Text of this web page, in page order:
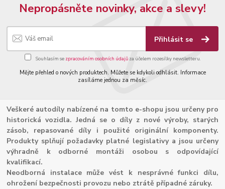
Nepropásněte novinky, akce a slevy!
Přihlásit se
Souhlasím se zpracováním osobních údajůza účelem rozesílky newsletteru.
Mějte přehled o nových produktech. Můžete se kdykoli odhlásit. Informace
zasíláme jednou za měsíc.
Veškeré autodíly nabízené na tomto e-shopu jsou určeny pro
historická vozidla. Jedná se o díly z nové výroby, starých
zásob, repasované díly i použité originální komponenty.
Produkty splňují požadavky platné legislativy a jsou určeny
výhradně k odborné montáži osobou s odpovídající
kvalifikací.
Neodborná instalace může vést k nesprávné funkci dílu,
ohrožení bezpečnosti provozu nebo ztrátě případné záruky.